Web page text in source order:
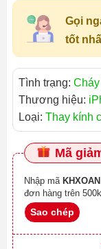
Gọi
tốt
Tình trạng:
Thương hiệu:
Loại: Thay kính
Mã
Nhập mã KHXOAN
đơn hàng trên
Sao chép